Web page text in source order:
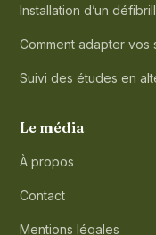
Installation d’un
Comment adapter vos
Suivi des études en
Le média
À propos
Contact
Mentions légales